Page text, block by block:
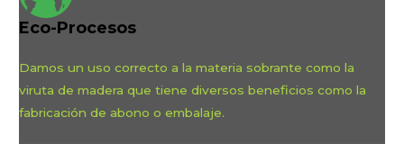
Eco-Procesos
Damos un uso correcto a la materia sobrante como la
viruta de madera que tiene diversos beneficios como la
fabricación de abono o embalaje.